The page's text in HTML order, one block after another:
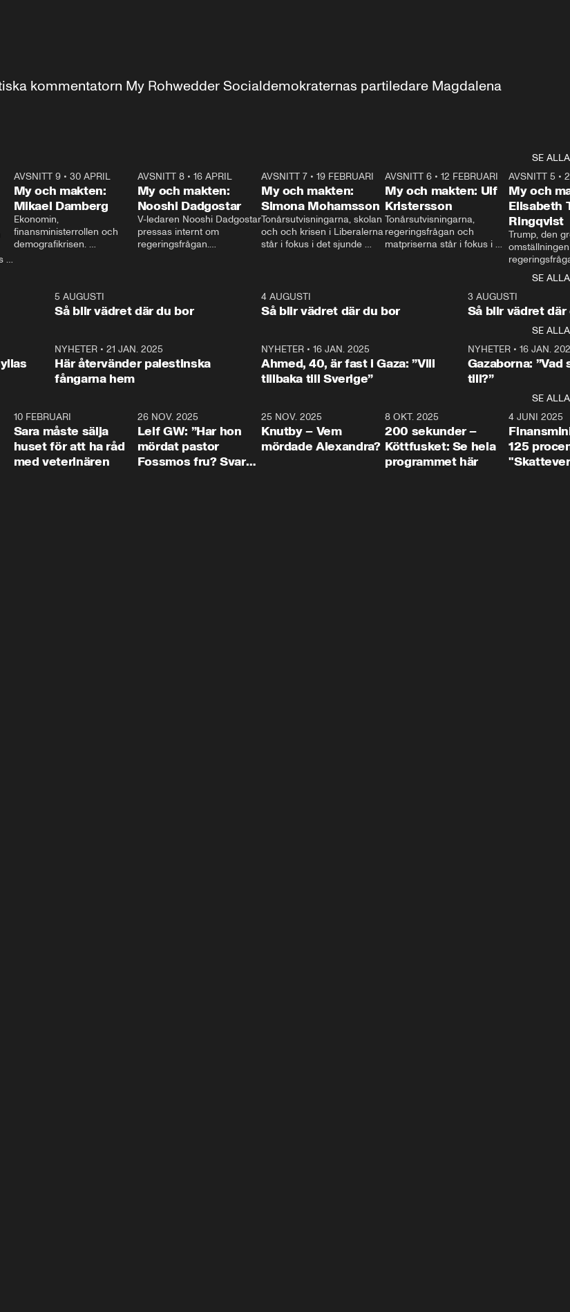
kommentatorn My Rohwedder Socialdemokraternas partiledare Magdalena
SE ALLA
AVSNITT 9• 30 APRIL
My och makten:
Mikael Damberg
Ekonomin,
finansministerrollen och
demografikrisen.
och Makten.
AVSNITT 8• 16 APRIL
My och makten:
Nooshi Dadgostar
V-ledaren Nooshi Dadgostar
pressas internt om
regeringsfrågan.
– Vi ställer upp i val. Ska vi
vara med så sitter vi förstås
24:30
AVSNITT 7• 19 FEBRUARI
My och makten:
Simona Mohamsson
Tonårsutvisningarna, skolan
och och krisen i Liberalerna
står i fokus i det sjunde
kommentator My
Rohwedder ställer
utbildnings- och
Mohamsson till svars.
27:30
AVSNITT 6 •12 FEBRUARI
My och makten: Ulf
Kristersson
Tonårsutvisningarna,
regeringsfrågan och
matpriserna står i fokus i
Rohwedder ställer
statsminister Ulf Kristersson
AVSNITT 5 •
My och
Elisabeth
Ringqvist
Trump, den
centrum i
avsnittet av
Makten”. Se
Aftonbladets
Rohwedder
Thand Ring
SE ALLA
1:065 AUGUSTI
Så blir vädret där du bor
4 AUGUSTI
Så blir vädret där du bor
3 AUGUSTI
Så blir vädret där
SE ALLA
NYHETER •21 JAN. 2025
Här återvänder palestinska
fångarna hem
NYHETER• 16 JAN. 2025
Ahmed, 40, är fast i Gaza: ”Vill
tillbaka till Sverige”
NYHETER• 16 JAN.
Gazaborna:
till?”
SE ALLA
10 FEBRUARI
Sara måste sälja
huset för att ha råd
med veterinären
26 NOV. 2025
Leif GW: ”Har hon
mördat pastor
Fossmos fru? Svar
31:05
25 NOV. 2025
Knutby – Vem
mördade Alexandra?
4:29
8 OKT. 2025
200 sekunder –
Köttfusket: Se hela
programmet här
4 JUNI 2025
125